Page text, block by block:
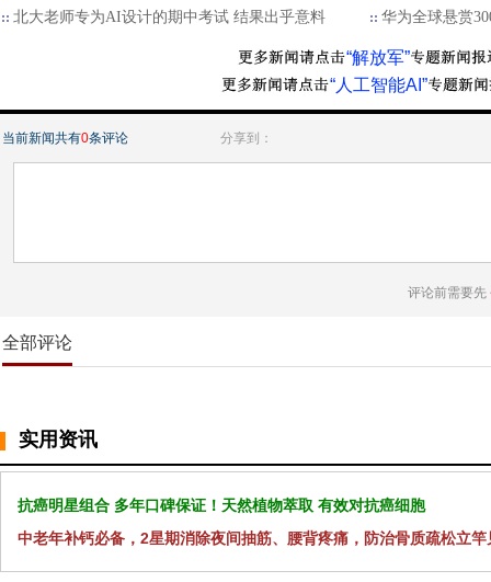
北大老师专为AI设计的期中考试 结果出乎意料 华为全球悬赏
“解放军”
“人工智能AI”
当前新闻共有0条评论 分享到：
评论前需要先
全部评论
实用资讯
抗癌明星组合 多年口碑保证！天然植物萃取 有效对抗癌细胞
中老年补钙必备，2星期消除夜间抽筋、腰背疼痛，防治骨质疏松立竿